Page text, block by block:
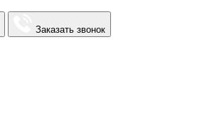
Заказать звонок